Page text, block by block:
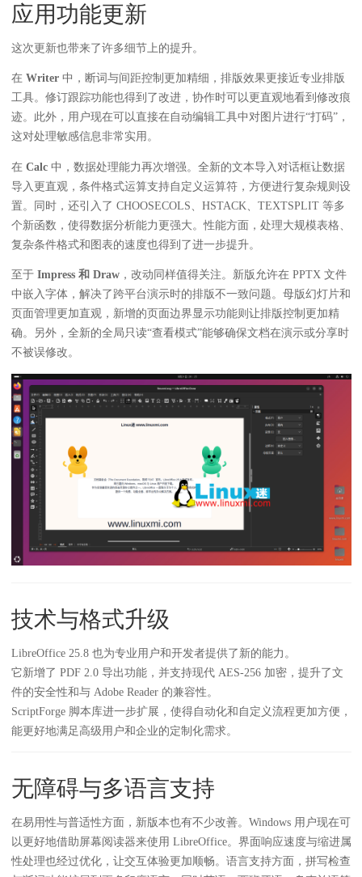
应用功能更新
这次更新也带来了许多细节上的提升。
在 Writer中，断词与间距控制更加精细，排版效果更接近专业排版
工具。修订跟踪功能也得到了改进，协作时可以更直观地看到修改痕
迹。此外，用户现在可以直接在自动编辑工具中对图片进行“打码”，
这对处理敏感信息非常实用。
在 Calc中，数据处理能力再次增强。全新的文本导入对话框让数据
导入更直观，条件格式运算支持自定义运算符，方便进行复杂规则设
置。同时，还引入了 CHOOSECOLS、HSTACK、TEXTSPLIT 等多
个新函数，使得数据分析能力更强大。性能方面，处理大规模表格、
复杂条件格式和图表的速度也得到了进一步提升。
至于 Impress 和 Draw，改动同样值得关注。新版允许在 PPTX 文件
中嵌入字体，解决了跨平台演示时的排版不一致问题。母版幻灯片和
页面管理更加直观，新增的页面边界显示功能则让排版控制更加精
确。另外，全新的全局只读“查看模式”能够确保文档在演示或分享时
不被误修改。
技术与格式升级
LibreOffice 25.8 也为专业用户和开发者提供了新的能力。
它新增了 PDF 2.0 导出功能，并支持现代 AES-256 加密，提升了文
件的安全性和与 Adobe Reader 的兼容性。
ScriptForge 脚本库进一步扩展，使得自动化和自定义流程更加方便，
能更好地满足高级用户和企业的定制化需求。
无障碍与多语言支持
在易用性与普适性方面，新版本也有不少改善。Windows 用户现在可
以更好地借助屏幕阅读器来使用 LibreOffice。界面响应速度与缩进属
性处理也经过优化，让交互体验更加顺畅。语言支持方面，拼写检查